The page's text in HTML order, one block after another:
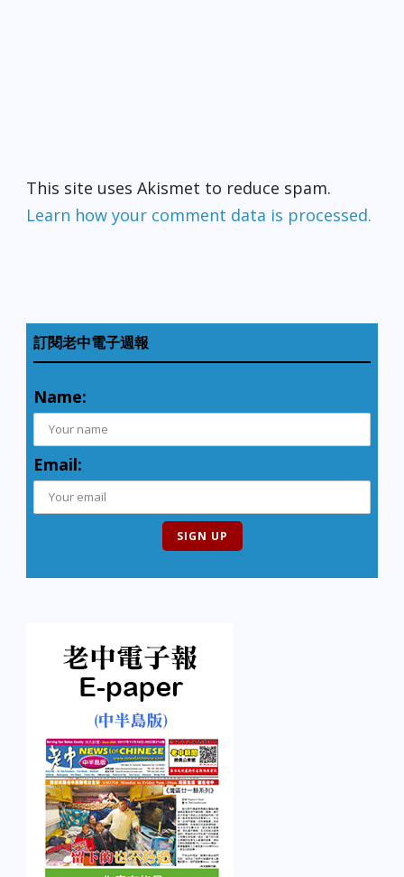
This site uses Akismet to reduce spam.
Learn how your comment data is processed.
訂閱老中電子週報
Name:
Email: